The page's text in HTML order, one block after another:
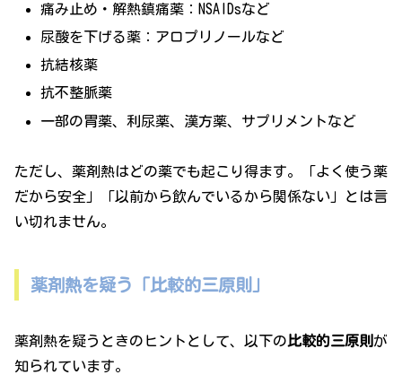
痛み止め・解熱鎮痛薬：NSAIDsなど
尿酸を下げる薬：アロプリノールなど
抗結核薬
抗不整脈薬
一部の胃薬、利尿薬、漢方薬、サプリメントなど
ただし、薬剤熱はどの薬でも起こり得ます。「よく使う薬
だから安全」「以前から飲んでいるから関係ない」とは言
い切れません。
薬剤熱を疑う「比較的三原則」
薬剤熱を疑うときのヒントとして、以下の比較的三原則が
知られています。